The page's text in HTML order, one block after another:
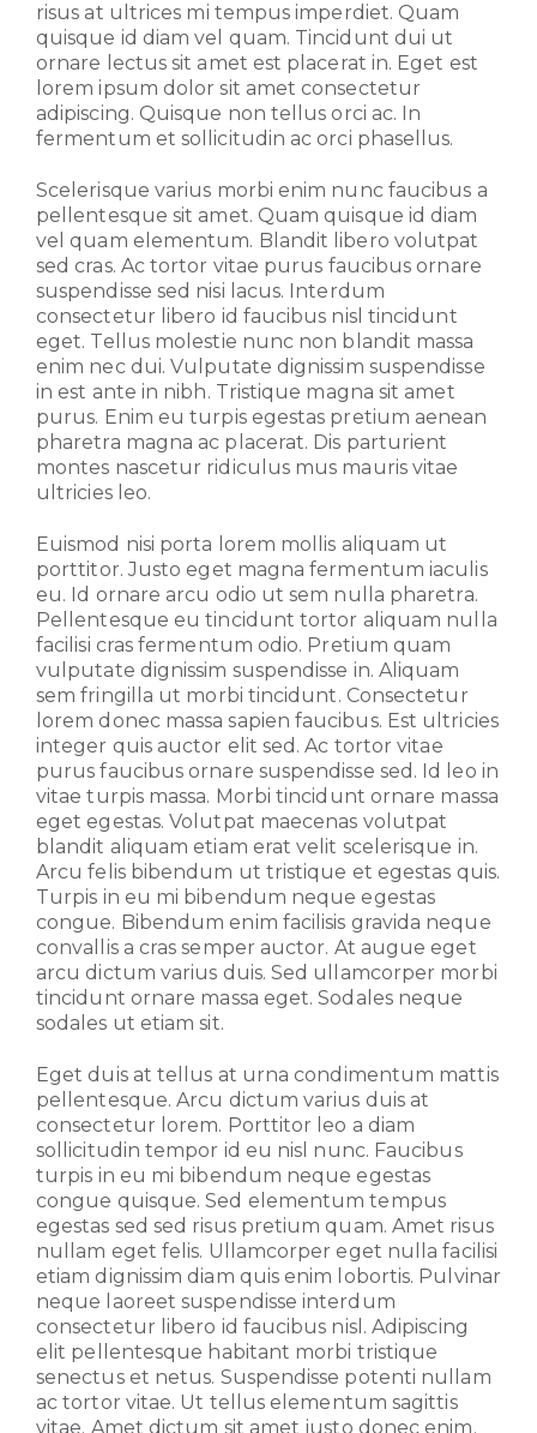
risus at ultrices mi tempus imperdiet. Quam
quisque id diam vel quam. Tincidunt dui ut
ornare lectus sit amet est placerat in. Eget est
lorem ipsum dolor sit amet consectetur
adipiscing. Quisque non tellus orci ac. In
fermentum et sollicitudin ac orci phasellus.
Scelerisque varius morbi enim nunc faucibus a
pellentesque sit amet. Quam quisque id diam
vel quam elementum. Blandit libero volutpat
sed cras. Ac tortor vitae purus faucibus ornare
suspendisse sed nisi lacus. Interdum
consectetur libero id faucibus nisl tincidunt
eget. Tellus molestie nunc non blandit massa
enim nec dui. Vulputate dignissim suspendisse
in est ante in nibh. Tristique magna sit amet
purus. Enim eu turpis egestas pretium aenean
pharetra magna ac placerat. Dis parturient
montes nascetur ridiculus mus mauris vitae
ultricies leo.
Euismod nisi porta lorem mollis aliquam ut
porttitor. Justo eget magna fermentum iaculis
eu. Id ornare arcu odio ut sem nulla pharetra.
Pellentesque eu tincidunt tortor aliquam nulla
facilisi cras fermentum odio. Pretium quam
vulputate dignissim suspendisse in. Aliquam
sem fringilla ut morbi tincidunt. Consectetur
lorem donec massa sapien faucibus. Est ultricies
integer quis auctor elit sed. Ac tortor vitae
purus faucibus ornare suspendisse sed. Id leo in
vitae turpis massa. Morbi tincidunt ornare massa
eget egestas. Volutpat maecenas volutpat
blandit aliquam etiam erat velit scelerisque in.
Arcu felis bibendum ut tristique et egestas quis.
Turpis in eu mi bibendum neque egestas
congue. Bibendum enim facilisis gravida neque
convallis a cras semper auctor. At augue eget
arcu dictum varius duis. Sed ullamcorper morbi
tincidunt ornare massa eget. Sodales neque
sodales ut etiam sit.
Eget duis at tellus at urna condimentum mattis
pellentesque. Arcu dictum varius duis at
consectetur lorem. Porttitor leo a diam
sollicitudin tempor id eu nisl nunc. Faucibus
turpis in eu mi bibendum neque egestas
congue quisque. Sed elementum tempus
egestas sed sed risus pretium quam. Amet risus
nullam eget felis. Ullamcorper eget nulla facilisi
etiam dignissim diam quis enim lobortis. Pulvinar
neque laoreet suspendisse interdum
consectetur libero id faucibus nisl. Adipiscing
elit pellentesque habitant morbi tristique
senectus et netus. Suspendisse potenti nullam
ac tortor vitae. Ut tellus elementum sagittis
vitae. Amet dictum sit amet justo donec enim.